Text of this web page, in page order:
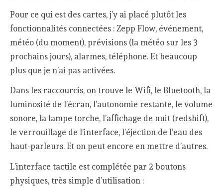
Pour ce qui est des cartes, j’y ai placé plutôt les
fonctionnalités connectées : Zepp Flow, événement,
météo (du moment), prévisions (la météo sur les 3
prochains jours), alarmes, téléphone. Et beaucoup
plus que je n’ai pas activées.
Dans les raccourcis, on trouve le Wifi, le Bluetooth, la
luminosité de l’écran, l’autonomie restante, le volume
sonore, la lampe torche, l’affichage de nuit (redshift),
le verrouillage de l’interface, l’éjection de l’eau des
haut-parleurs. Et on peut encore en mettre d’autres.
L’interface tactile est complétée par 2 boutons
physiques, très simple d’utilisation :